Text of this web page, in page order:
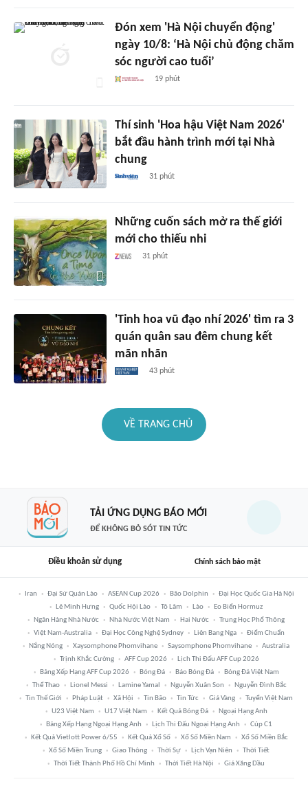
Đón xem 'Hà Nội chuyển động'
ngày 10/8: ‘Hà Nội chủ động chăm
sóc người cao tuổi’
19 phút
Thí sinh 'Hoa hậu Việt Nam 2026'
bắt đầu hành trình mới tại Nhà
chung
31 phút
Những cuốn sách mở ra thế giới
mới cho thiếu nhi
31 phút
'Tinh hoa vũ đạo nhí 2026' tìm ra 3
quán quân sau đêm chung kết
mãn nhãn
43 phút
VỀ TRANG CHỦ
TẢI ỨNG DỤNG BÁO MỚI
ĐỂ KHÔNG BỎ SÓT TIN TỨC
Điều khoản sử dụng Chính sách bảo mật
Iran Đại Sứ Quán Lào ASEAN Cup 2026 Bão Dolphin
Đại Học Quốc Gia Hà Nội
Lê Minh Hưng
Quốc Hội Lào Tô Lâm Lào
Eo Biển Hormuz
Ngân Hàng Nhà Nước
Nhà Nước Việt Nam Hai Nước
Trung Học Phổ Thông
Việt Nam-Australia
Đại Học Công Nghệ Sydney Liên Bang Nga
Điểm Chuẩn
Nắng Nóng
Xaysomphone Phomvihane Saysomphone Phomvihane
Australia
Trịnh Khắc Cường
AFF Cup 2026
Lịch Thi Đấu AFF Cup 2026
Bảng Xếp Hạng AFF Cup 2026
Bóng Đá Báo Bóng Đá
Bóng Đá Việt Nam
Thể Thao
Lionel Messi Lamine Yamal Nguyễn Xuân Son
Nguyễn Đình Bắc
Tin Thế Giới
Pháp Luật Xã Hội Tin Bão Tin Tức Giá Vàng
Tuyển Việt Nam
U23 Việt Nam
U17 Việt Nam Kết Quả Bóng Đá
Ngoại Hạng Anh
Bảng Xếp Hạng Ngoại Hạng Anh
Lịch Thi Đấu Ngoại Hạng Anh
Cúp C1
Kết Quả Vietlott Power 6/55
Kết Quả Xổ Số Xổ Số Miền Nam
Xổ Số Miền Bắc
Xổ Số Miền Trung
Giao Thông Thời Sự Lịch Vạn Niên
Thời Tiết
Thời Tiết Thành Phố Hồ Chí Minh
Thời Tiết Hà Nội Giá Xăng Dầu